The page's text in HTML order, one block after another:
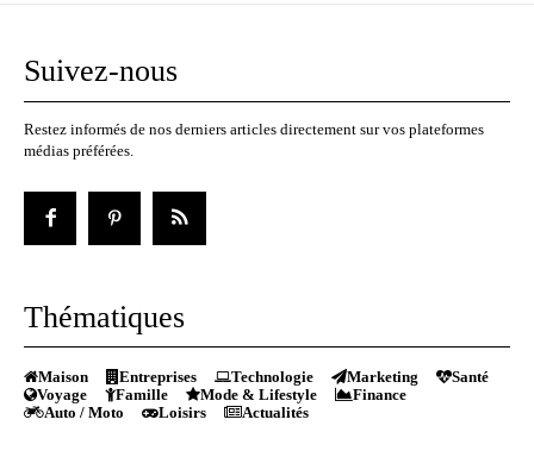
Suivez-nous
Restez informés de nos derniers articles directement sur vos plateformes
médias préférées.
Thématiques
Maison Entreprises Technologie Marketing
Santé
Voyage
Famille Mode & Lifestyle
Finance
Auto / Moto
Loisirs Actualités